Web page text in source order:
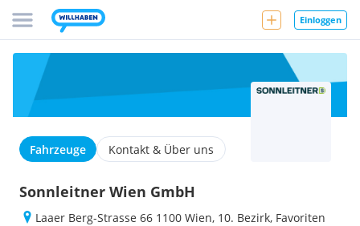
Einloggen
Fahrzeuge Kontakt & Über uns
Sonnleitner Wien GmbH
Laaer Berg-Strasse 66 1100 Wien, 10. Bezirk, Favoriten